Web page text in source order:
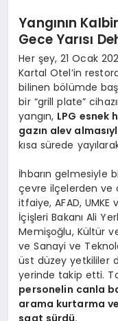
Yangının
Gece Yarısı
Her şey, 21 Ocak
Kartal Otel’in
bilinen bölümde
bir “grill plate”
yangın, LPG esnek
gazın alev
kısa sürede
İhbarın gelmesiyle
çevre ilçelerden ve
itfaiye, AFAD,
İçişleri Bakanı Ali
Memişoğlu, Kültür
ve Sanayi ve
üst düzey yetkililer
yerinde takip etti.
personelin canla
arama kurtarma
saat sürdü.